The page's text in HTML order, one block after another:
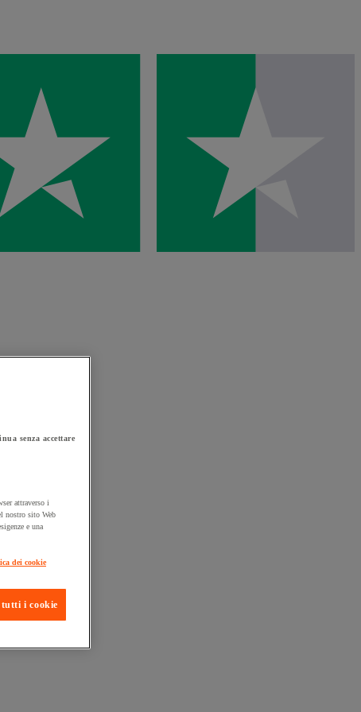
consegna
senza accettare
attraverso i
nostro sito Web
e una
dei cookie
tutti i cookie